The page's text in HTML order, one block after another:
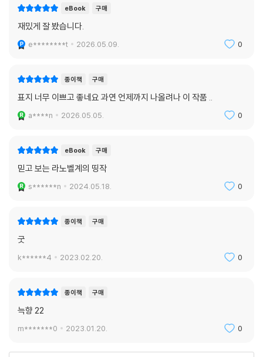
eBook 구매
재밌게 잘 봤습니다.
e********t 2026.05.09. 0
종이책 구매
표지 너무 이쁘고 좋네요 과연 언제까지 나올려나 이 작품 ..
a****n 2026.05.05. 0
eBook 구매
믿고 보는 라노벨계의 띵작
s******n 2024.05.18. 0
종이책 구매
굿
k******4 2023.02.20. 0
종이책 구매
늑향 22
m*******0 2023.01.20. 0